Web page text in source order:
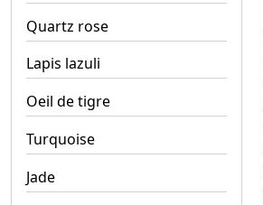
Quartz rose
Lapis lazuli
Oeil de tigre
Turquoise
Jade